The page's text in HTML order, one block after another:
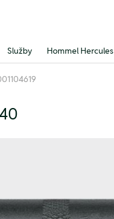
Služby Hommel Hercules